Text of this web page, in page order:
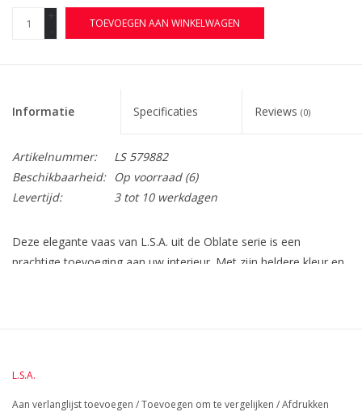
+
-
TOEVOEGEN AAN WINKELWAGEN
Informatie Specificaties Reviews (0)
Artikelnummer:
LS 579882
Beschikbaarheid:
Op voorraad(6)
Levertijd:
3 tot 10 werkdagen
Deze elegante vaas van L.S.A. uit de Oblate serie is een
prachtige toevoeging aan uw interieur. Met zijn heldere kleur en
tentoonstellen van uw favoriete bloemen, maar kan ook
gebruikt worden als kandelaar. Omdat dit artikel met de hand is
L.S.A.
Aan verlanglijst toevoegen /Toevoegen om te vergelijken /Afdrukken